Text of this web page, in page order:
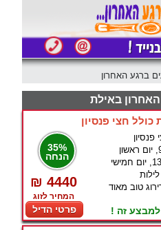
ברגע האחרון
באילת
35%
הנחה
₪ 4440
המחיר לזוג
פרטי הדיל
פנסיון
טוב מאוד
למבצע זה !